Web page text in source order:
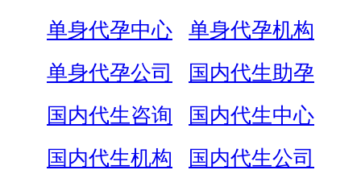
单身代孕中心
单身代孕机构
单身代孕公司
国内代生助孕
国内代生咨询
国内代生中心
国内代生机构
国内代生公司